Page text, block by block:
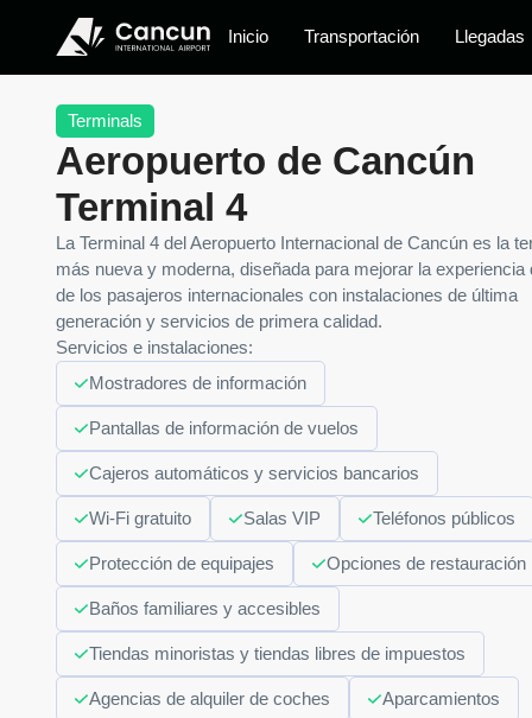
Inicio Transportación Llegadas
Terminals
Aeropuerto de Cancún
Terminal 4
La Terminal 4 del Aeropuerto Internacional de Cancún es la
más nueva y moderna, diseñada para mejorar la experiencia
de los pasajeros internacionales con instalaciones de última
generación y servicios de primera calidad.
Servicios e instalaciones:
Mostradores de información
Pantallas de información de vuelos
Cajeros automáticos y servicios bancarios
Wi-Fi gratuito Salas VIP Teléfonos públicos
Protección de equipajes Opciones de restauración
Baños familiares y accesibles
Tiendas minoristas y tiendas libres de impuestos
Agencias de alquiler de coches Aparcamientos